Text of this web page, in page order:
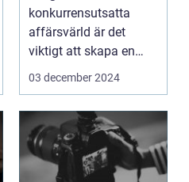
konkurrensutsatta
affärsvärld är det
viktigt att skapa en
arbetsmiljö s...
03 december 2024